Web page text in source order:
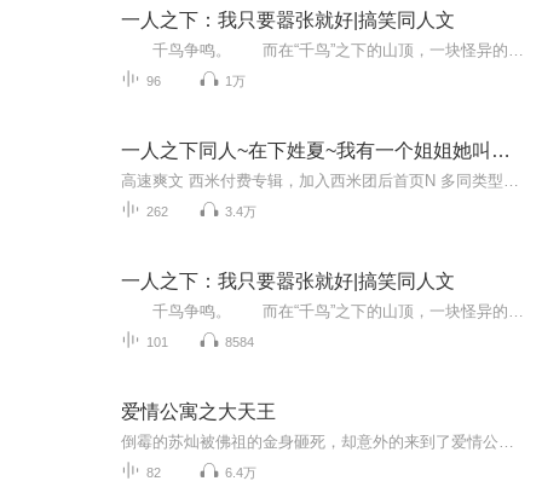
一人之下：我只要嚣张就好|搞笑同人文
96 1万
一人之下同人~在下姓夏~我有一个姐姐她叫夏禾103
262 3.4万
一人之下：我只要嚣张就好|搞笑同人文
101 8584
爱情公寓之大天王
82 6.4万